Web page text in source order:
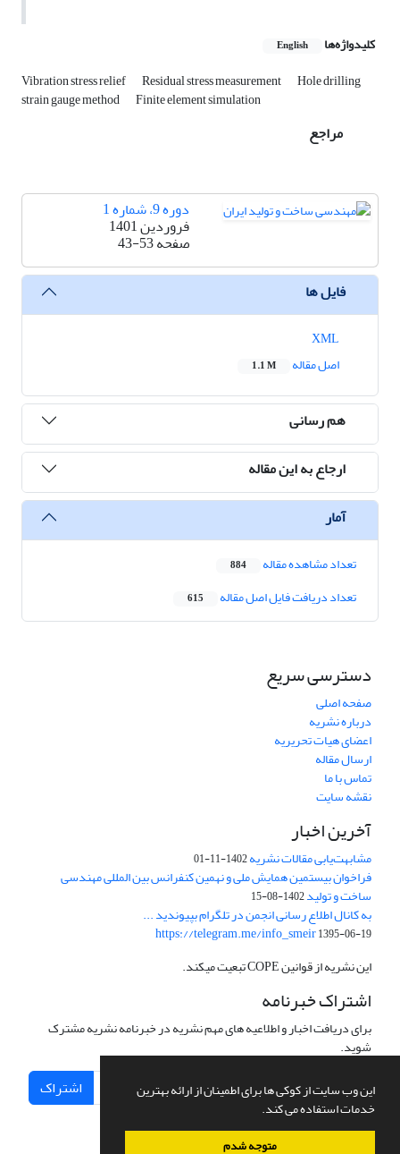
این وب سایت از کوکی ها برای اطمینان از ارائه بهترین
خدمات استفاده می کند.
متوجه شدم
کلیدواژه‌ها English
Vibration stress relief Residual stress measurement Hole drilling
strain gauge method Finite element simulation
مراجع
دوره 9، شماره 1
فروردین 1401
صفحه43-53
فایل ها
اصل مقاله
1.1 M
هم رسانی
ارجاع به این مقاله
آمار
تعداد مشاهده مقاله 884
تعداد دریافت فایل اصل مقاله 615
دسترسی سریع
صفحه اصلی
درباره نشریه
اعضای هیات تحریریه
ارسال مقاله
تماس با ما
نقشه سایت
آخرین اخبار
مشابهت‌یابی مقالات نشریه1402-11-01
فراخوان بیستمین همایش ملی و نهمین کنفرانس بین المللی مهندسی
ساخت و تولید1402-08-15
به کانال اطلاع رسانی انجمن در تلگرام بپیوندید ...
https://telegram.me/info_smeir1395-06-19
این نشریه از قوانین COPE تبعیت میکند.
اشتراک خبرنامه
برای دریافت اخبار و اطلاعیه های مهم نشریه در خبرنامه نشریه مشترک
شوید.
اشتراک